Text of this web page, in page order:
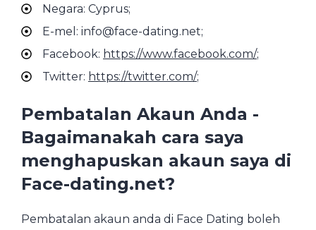
Negara: Cyprus;
E-mel: info@face-dating.net;
Facebook: https://www.facebook.com/;
Twitter: https://twitter.com/;
Pembatalan Akaun Anda -
Bagaimanakah cara saya
menghapuskan akaun saya di
Face-dating.net?
Pembatalan akaun anda di Face Dating boleh